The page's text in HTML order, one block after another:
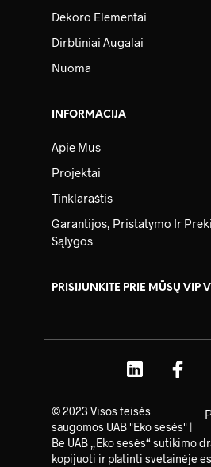
Dekoro Elementai
Dirbtiniai Augalai
Nuoma
INFORMACIJA
Apie Mus
Projektai
Tinklaraštis
Garantijos, Pristatymo Ir
Sąlygos
PRISIJUNKITE PRIE MŪSŲ VIP
© 2023 Visos teisės
saugomos UAB "Eko sesės" |
Be UAB „Eko sesės“ sutikimo
kopijuoti ir platinti svetainėje